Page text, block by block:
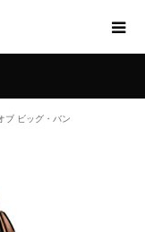
ブ ビッグ・バン